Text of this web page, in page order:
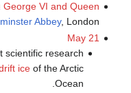
VI and Queen
Abbey, London.
May 21
scientific research
ice of the Arctic
Ocean.